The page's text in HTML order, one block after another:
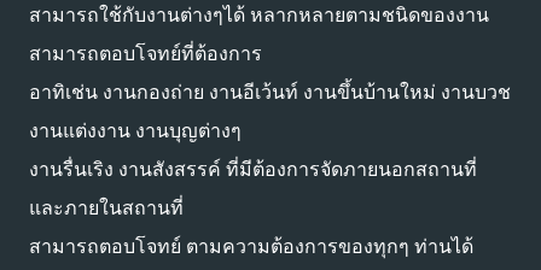
สามารถใช้กับงานต่างๆได้ หลากหลายตามชนิดของงาน
สามารถตอบโจทย์ที่ต้องการ
อาทิเช่น งานกองถ่าย งานอีเว้นท์ งานขึ้นบ้านใหม่ งานบวช
งานแต่งงาน งานบุญต่างๆ
งานรื่นเริง งานสังสรรค์ ที่มีต้องการจัดภายนอกสถานที่
และภายในสถานที่
สามารถตอบโจทย์ ตามความต้องการของทุกๆ ท่านได้